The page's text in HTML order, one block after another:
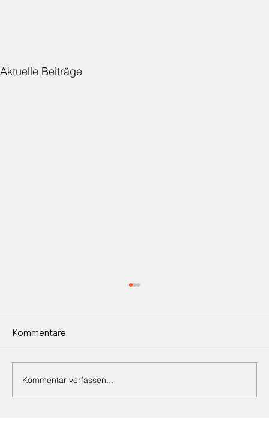
Aktuelle Beiträge
Kommentare
Kommentar verfassen...